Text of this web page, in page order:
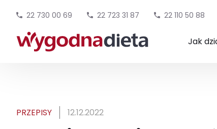
22 730 00 69 22 723 31 87 22 110 50 88
Jak
PRZEPISY 12.12.2022